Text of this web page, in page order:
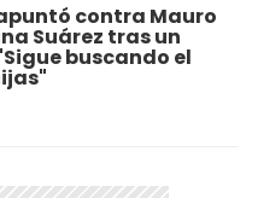
contra Mauro
Suárez tras un
buscando el